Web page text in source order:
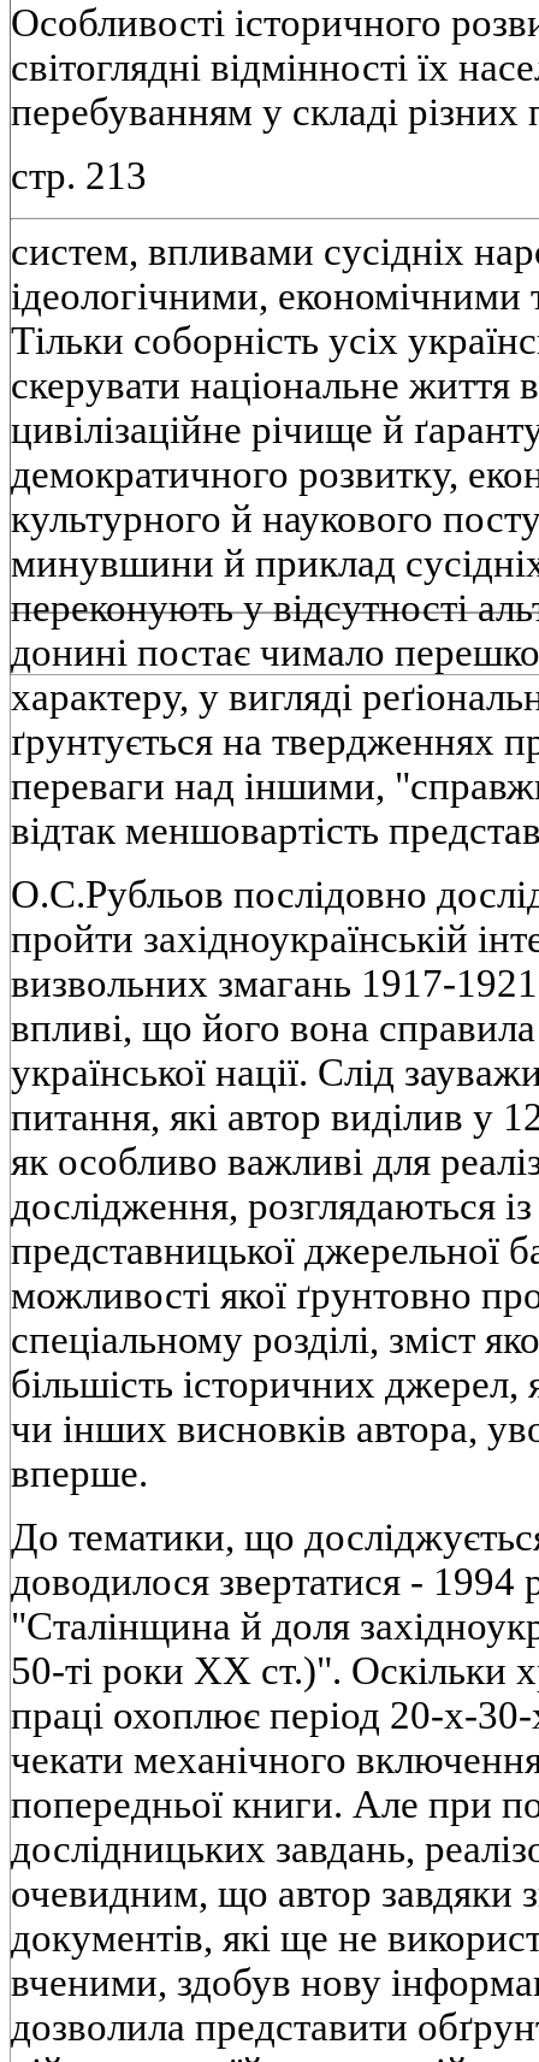
Особливостi iсторичного
свiтогляднi вiдмiнностi їх
перебуванням у складi рiзних
стр. 213
систем, впливами сусiднiх
iдеологiчними,
Тiльки соборнiсть усiх
скерувати нацiональне життя
цивiлiзацiйне рiчище й
демократичного розвитку,
культурного й наукового
минувшини й приклад
переконують у вiдсутностi
донинi постає чимало
характеру, у виглядi
ґрунтується на твердженнях
переваги над iншими,
вiдтак меншовартiсть
О.С.Рубльов послiдовно
пройти захiдноукраїнськiй
визвольних змагань 1917-
впливi, що його вона
української нацiї. Слiд
питання, якi автор видiлив у
як особливо важливi для
дослiдження, розглядаються
представницької джерельної
можливостi якої ґрунтовно
спецiальному роздiлi, змiст
бiльшiсть iсторичних джерел,
чи iнших висновкiв автора,
вперше.
До тематики, що
доводилося звертатися -
"Сталiнщина й доля
50-тi роки XX ст.)". Оскiльки
працi охоплює перiод 20-х-
чекати механiчного
попередньої книги. Але при
дослiдницьких завдань,
очевидним, що автор завдяки
документiв, якi ще не
вченими, здобув нову
дозволила представити